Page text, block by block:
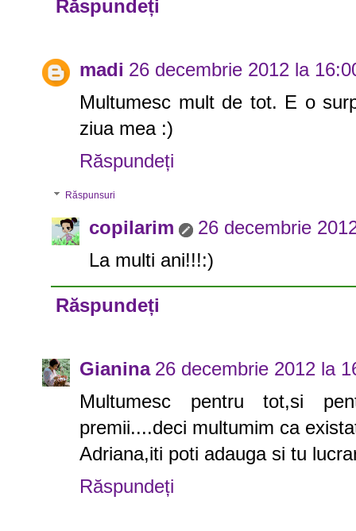
Răspundeți
madi 26 decembrie 2012 la
Multumesc mult de tot. E o
ziua mea :)
Răspundeți
Răspunsuri
copilarim
26 decembrie
La multi ani!!!:)
Răspundeți
Gianina 26 decembrie 2012 la
Multumesc pentru tot,si
premii....deci multumim ca
Adriana,iti poti adauga si tu
Răspundeți